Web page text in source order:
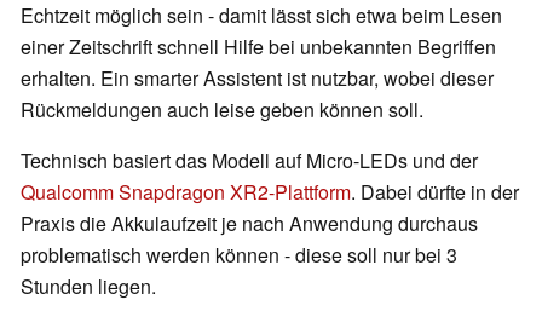
Echtzeit möglich sein - damit lässt sich etwa beim Lesen
einer Zeitschrift schnell Hilfe bei unbekannten Begriffen
erhalten. Ein smarter Assistent ist nutzbar, wobei dieser
Rückmeldungen auch leise geben können soll.
Technisch basiert das Modell auf Micro-LEDs und der
Qualcomm Snapdragon XR2-Plattform. Dabei dürfte in der
Praxis die Akkulaufzeit je nach Anwendung durchaus
problematisch werden können - diese soll nur bei 3
Stunden liegen.